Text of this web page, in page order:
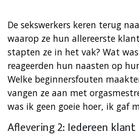
De sekswerkers keren terug
waarop ze hun allereerste
stapten ze in het vak? Wat
reageerden hun naasten op
Welke beginnersfouten
vangen ze aan met
was ik geen goeie hoer, ik gaf
Aflevering 2: Iedereen klant